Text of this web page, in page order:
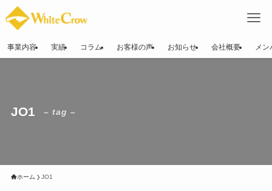
事業内容 実績 コラム お客様の声 お知らせ 会社概要 メン
JO1 – tag –
ホーム JO1